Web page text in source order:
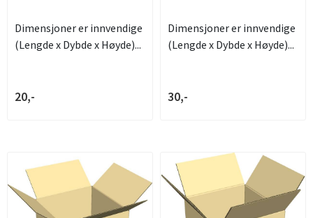
Dimensjoner er innvendige
(Lengde x Dybde x Høyde)...
20,-
Dimensjoner er innvendige
(Lengde x Dybde x Høyde)...
30,-